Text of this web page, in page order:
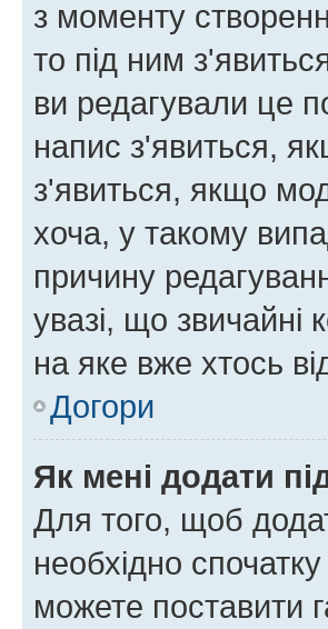
з моменту
то під ним
ви редагували це
напис з'явиться,
з'явиться, якщо
хоча, у такому
причину
увазі, що звичайні
на яке вже хтось
Догори
Як мені додати
Для того, щоб
необхідно
можете поставити